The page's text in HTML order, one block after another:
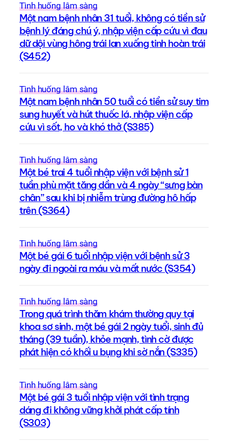
Tình huống lâm sàng
Một nam bệnh nhân 31 tuổi, không có tiền sử
bệnh lý đáng chú ý, nhập viện cấp cứu vì đau
dữ dội vùng hông trái lan xuống tinh hoàn trái
(S452)
Tình huống lâm sàng
Một nam bệnh nhân 50 tuổi có tiền sử suy tim
sung huyết và hút thuốc lá, nhập viện cấp
cứu vì sốt, ho và khó thở (S385)
Tình huống lâm sàng
Một bé trai 4 tuổi nhập viện với bệnh sử 1
tuần phù mặt tăng dần và 4 ngày “sưng bàn
chân” sau khi bị nhiễm trùng đường hô hấp
trên (S364)
Tình huống lâm sàng
Một bé gái 6 tuổi nhập viện với bệnh sử 3
ngày đi ngoài ra máu và mất nước (S354)
Tình huống lâm sàng
Trong quá trình thăm khám thường quy tại
khoa sơ sinh, một bé gái 2 ngày tuổi, sinh đủ
tháng (39 tuần), khỏe mạnh, tình cờ được
phát hiện có khối u bụng khi sờ nắn (S335)
Tình huống lâm sàng
Một bé gái 3 tuổi nhập viện với tình trạng
dáng đi không vững khởi phát cấp tính
(S303)